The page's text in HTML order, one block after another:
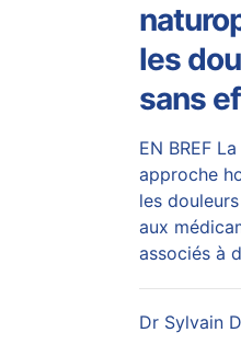
les
sans
EN BREF
approche
les
aux
associés à
Dr Sylvain